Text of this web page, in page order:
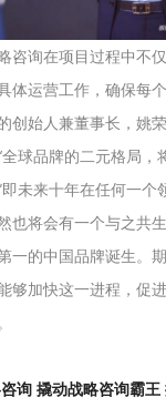
咨询在项目过程中不
体运营工作，确保每
创始人兼董事长，姚
球品牌的二元格局，
未来十年在任何一个
也将会有一个与之共
一的中国品牌诞生。
够加快这一进程，促
询 撬动战略咨询霸王